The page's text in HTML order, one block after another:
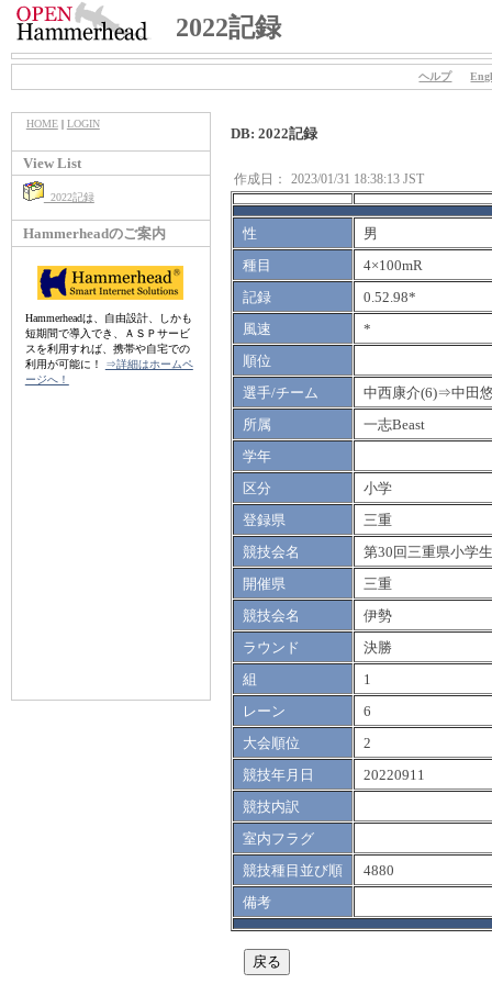
2022記録
ヘルプ
HOME| LOGIN
View List
2022記録
Hammerheadのご案内
Hammerheadは、自由設計、しかも
短期間で導入でき、ＡＳＰサービ
スを利用すれば、携帯や自宅での
利用が可能に！
⇒詳細はホームペ
ージへ！
DB: 2022記録
作成日： 2023/01/31 18:38:13 JST
性
男
種目
4×100mR
記録
0.52.98*
風速
*
順位
選手/チーム
中西康介(6)⇒中田
所属
一志Beast
学年
区分
小学
登録県
三重
競技会名
第30回三重県小学
開催県
三重
競技会名
伊勢
ラウンド
決勝
組
1
レーン
6
大会順位
2
競技年月日
20220911
競技内訳
室内フラグ
競技種目並び順
4880
備考